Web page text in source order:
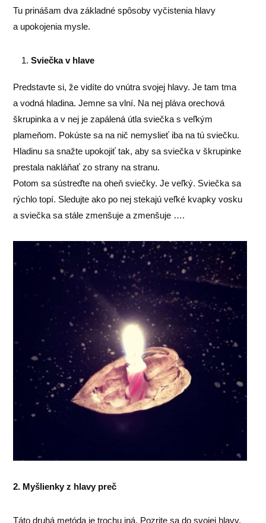
Tu prinášam dva základné spôsoby vyčistenia hlavy
a upokojenia mysle.
Sviečka v hlave
Predstavte si, že vidíte do vnútra svojej hlavy. Je tam tma
a vodná hladina. Jemne sa vlní. Na nej pláva orechová
škrupinka a v nej je zapálená útla sviečka s veľkým
plameňom. Pokúste sa na nič nemyslieť iba na tú sviečku.
Hladinu sa snažte upokojiť tak, aby sa sviečka v škrupinke
prestala nakláňať zo strany na stranu.
Potom sa sústreďte na oheň sviečky. Je veľký. Sviečka sa
rýchlo topí. Sledujte ako po nej stekajú veľké kvapky vosku
a sviečka sa stále zmenšuje a zmenšuje ….
2. Myšlienky z hlavy preč
Táto druhá metóda je trochu iná. Pozrite sa do svojej hlavy.